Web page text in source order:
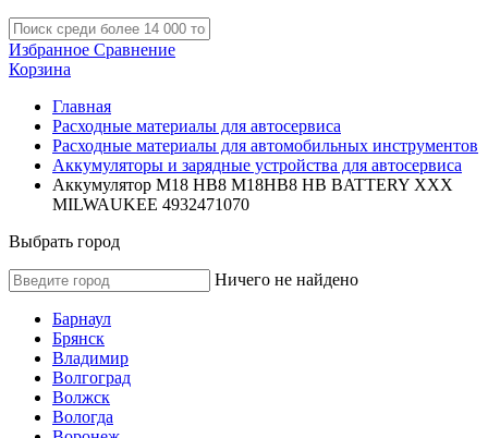
Избранное Сравнение
Корзина
Главная
Расходные материалы для автосервиса
Расходные материалы для автомобильных инструментов
Аккумуляторы и зарядные устройства для автосервиса
Аккумулятор M18 HB8 M18HB8 HB BATTERY XXX
MILWAUKEE 4932471070
Выбрать город
Ничего не найдено
Барнаул
Брянск
Владимир
Волгоград
Волжск
Вологда